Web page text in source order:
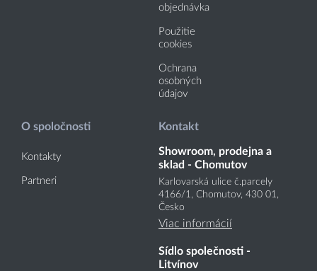
objednávka
Použitie
cookies
Ochrana
osobných
údajov
O spoločnosti
Kontakty
Partneri
Kontakt
Showroom, prodejna a
sklad - Chomutov
Karlovarská ulice č.parcely
4166/1, Chomutov, 430 01,
Česko
Viac informácií
Sídlo společnosti -
Litvínov